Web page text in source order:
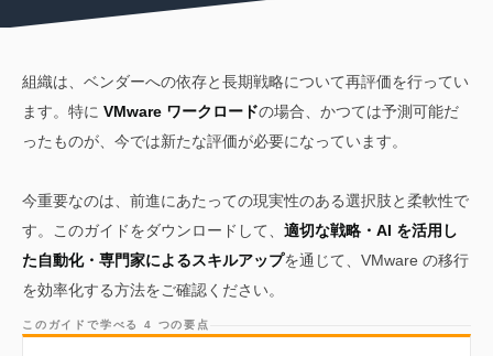
組織は、ベンダーへの依存と長期戦略について再評価を行ってい
ます。特に VMware ワークロードの場合、かつては予測可能だ
ったものが、今では新たな評価が必要になっています。
今重要なのは、前進にあたっての現実性のある選択肢と柔軟性で
す。このガイドをダウンロードして、 適切な戦略・AI を活用し
た自動化・専門家によるスキルアップを通じて、VMware の移行
を効率化する方法をご確認ください。
このガイドで学べる 4 つの要点